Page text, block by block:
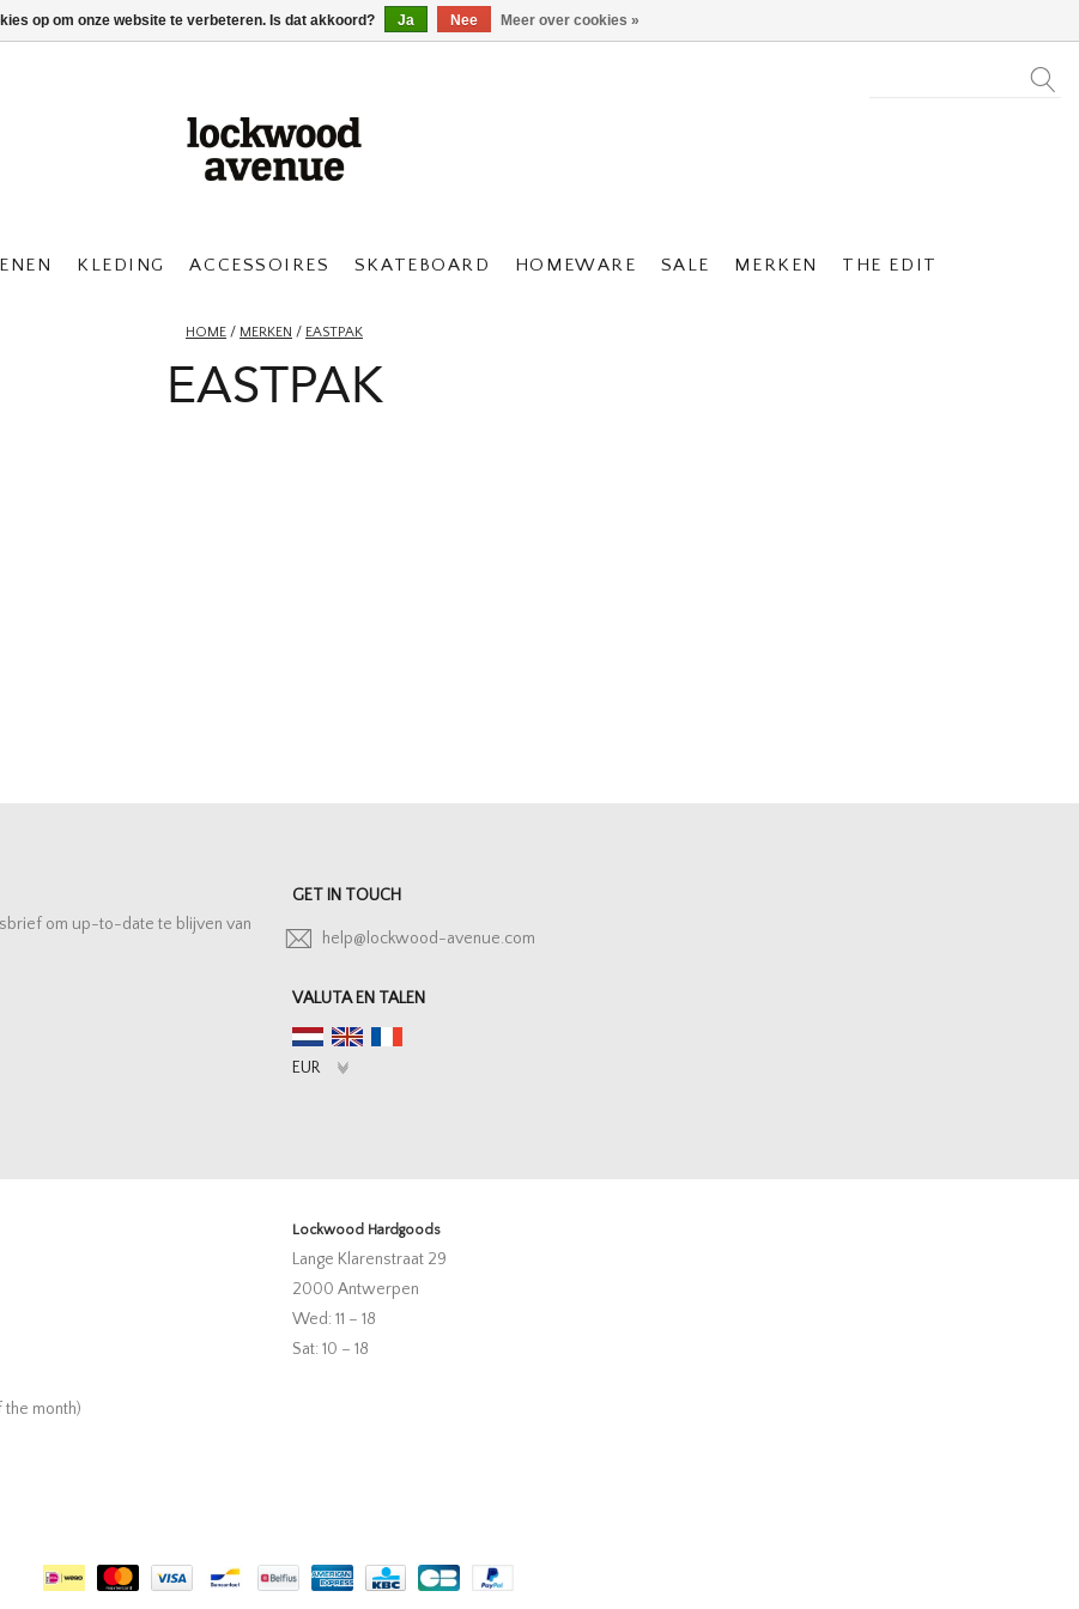
KLEDING ACCESSOIRES SKATEBOARD HOMEWARE SALE MERKEN THE EDIT
HOME / MERKEN / EASTPAK
EASTPAK
om up-to-date te blijven van
GET IN TOUCH
help@lockwood-avenue.com
VALUTA EN TALEN
the month)
Lockwood Hardgoods
Lange Klarenstraat 29
2000 Antwerpen
Wed: 11 – 18
Sat: 10 – 18
op om onze website te verbeteren. Is dat akkoord? Ja Nee Meer over cookies »